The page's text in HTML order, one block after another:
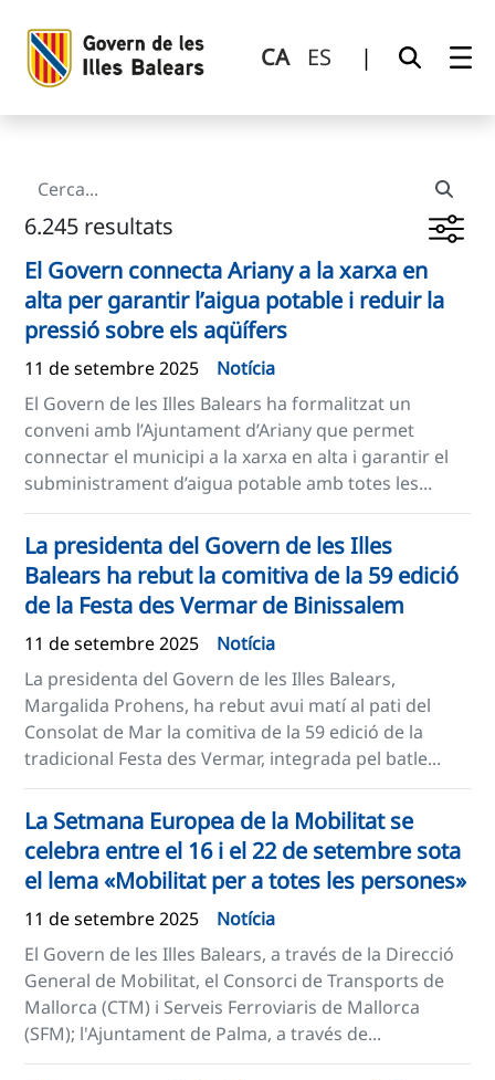
CA ES |
6.245 resultats
El Govern connecta Ariany a la xarxa en
alta per garantir l’aigua potable i reduir la
pressió sobre els aqüífers
11 de setembre 2025
Notícia
El Govern de les Illes Balears ha formalitzat un
conveni amb l’Ajuntament d’Ariany que permet
connectar el municipi a la xarxa en alta i garantir el
subministrament d’aigua potable amb totes les...
La presidenta del Govern de les Illes
Balears ha rebut la comitiva de la 59 edició
de la Festa des Vermar de Binissalem
11 de setembre 2025
Notícia
La presidenta del Govern de les Illes Balears,
Margalida Prohens, ha rebut avui matí al pati del
Consolat de Mar la comitiva de la 59 edició de la
tradicional Festa des Vermar, integrada pel batle...
La Setmana Europea de la Mobilitat se
celebra entre el 16 i el 22 de setembre sota
el lema «Mobilitat per a totes les persones»
11 de setembre 2025
Notícia
El Govern de les Illes Balears, a través de la Direcció
General de Mobilitat, el Consorci de Transports de
Mallorca (CTM) i Serveis Ferroviaris de Mallorca
(SFM); l'Ajuntament de Palma, a través de...